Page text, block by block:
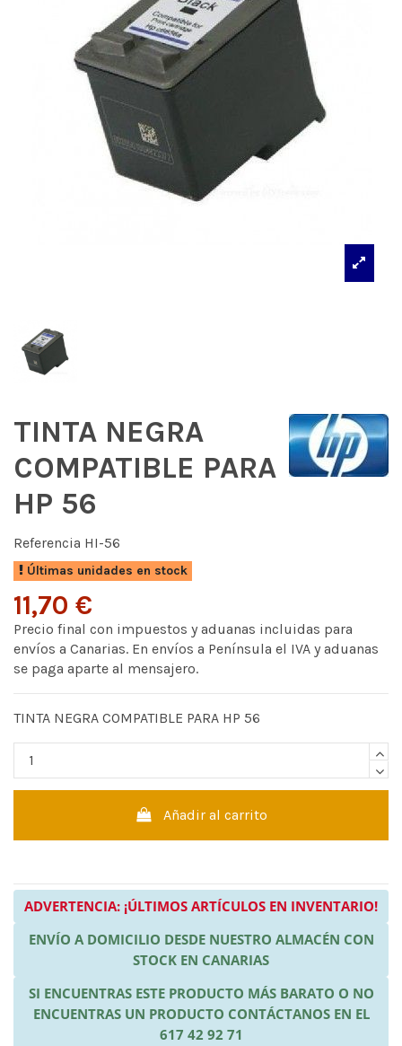
TINTA NEGRA
COMPATIBLE PARA
HP 56
Referencia HI-56
Últimas unidades en stock
11,70 €
Precio final con impuestos y aduanas incluidas para
envíos a Canarias. En envíos a Península el IVA y aduanas
se paga aparte al mensajero.
TINTA NEGRA COMPATIBLE PARA HP 56
Añadir al carrito
ADVERTENCIA: ¡ÚLTIMOS ARTÍCULOS EN INVENTARIO!
ENVÍO A DOMICILIO DESDE NUESTRO ALMACÉN CON
STOCK EN CANARIAS
SI ENCUENTRAS ESTE PRODUCTO MÁS BARATO O NO
ENCUENTRAS UN PRODUCTO CONTÁCTANOS EN EL
617 42 92 71